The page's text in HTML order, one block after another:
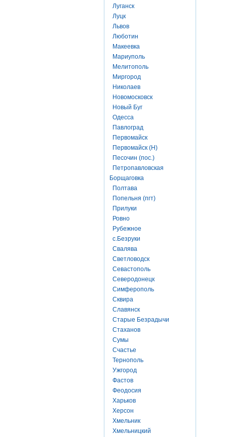
Луганск
Луцк
Львов
Люботин
Макеевка
Мариуполь
Мелитополь
Миргород
Николаев
Новомосковск
Новый Буг
Одесса
Павлоград
Первомайск
Первомайск (Н)
Песочин (пос.)
Петропавловская
Борщаговка
Полтава
Попельня (пгт)
Прилуки
Ровно
Рубежное
с.Безруки
Свалява
Светловодск
Севастополь
Северодонецк
Симферополь
Сквира
Славянск
Старые Безрадычи
Стаханов
Сумы
Счастье
Тернополь
Ужгород
Фастов
Феодосия
Харьков
Херсон
Хмельник
Хмельницкий